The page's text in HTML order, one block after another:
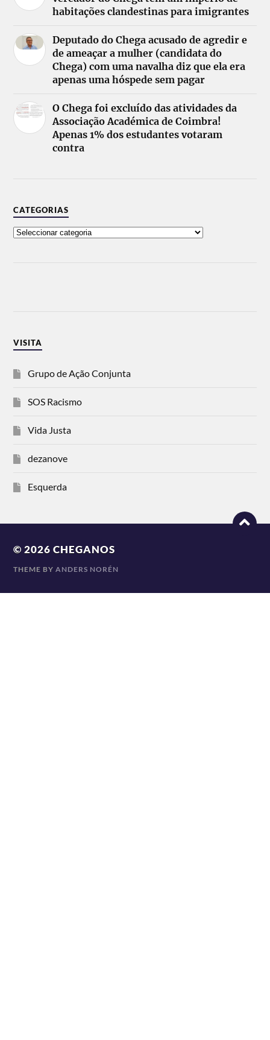
habitações clandestinas para imigrantes
Deputado do Chega acusado de agredir e
de ameaçar a mulher (candidata do
Chega) com uma navalha diz que ela era
apenas uma hóspede sem pagar
O Chega foi excluído das atividades da
Associação Académica de Coimbra!
Apenas 1% dos estudantes votaram
contra
CATEGORIAS
VISITA
Grupo de Ação Conjunta
SOS Racismo
Vida Justa
dezanove
Esquerda
© 2026CHEGANOS
THEME BYANDERS NORÉN